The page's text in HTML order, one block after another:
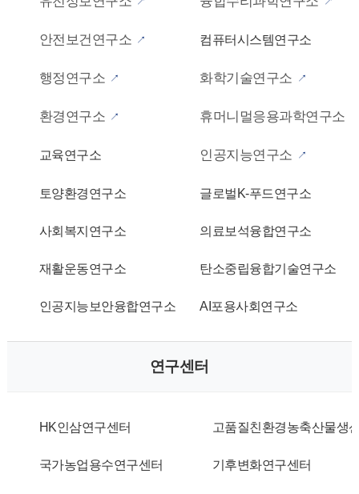
안전보건연구소 컴퓨터시스템연구소
행정연구소 화학기술연구소
환경연구소 휴머니멀응용과학연구소
교육연구소 인공지능연구소
토양환경연구소 글로벌K-푸드연구소
사회복지연구소 의료보석융합연구소
재활운동연구소 탄소중립융합기술연구소
인공지능보안융합연구소 AI포용사회연구소
연구센터
HK인삼연구센터 고품질친환경농축산물생
국가농업용수연구센터 기후변화연구센터